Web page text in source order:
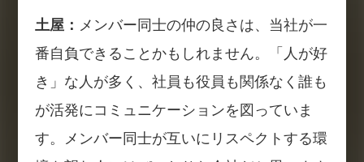
土屋： メンバー同士の仲の良さは、当社が一
番自負できることかもしれません。「人が好
き」な人が多く、社員も役員も関係なく誰も
が活発にコミュニケーションを図っていま
す。メンバー同士が互いにリスペクトする環